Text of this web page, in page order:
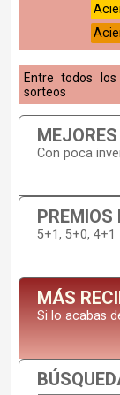
Entre todos
sorteos
Con poca
PREMIOS
5+1, 5+0, 4+1
MÁS
Si lo acabas